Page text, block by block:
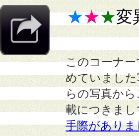
★★★変
このコーナ
めていまし
らの写真か
載につきま
手際があり